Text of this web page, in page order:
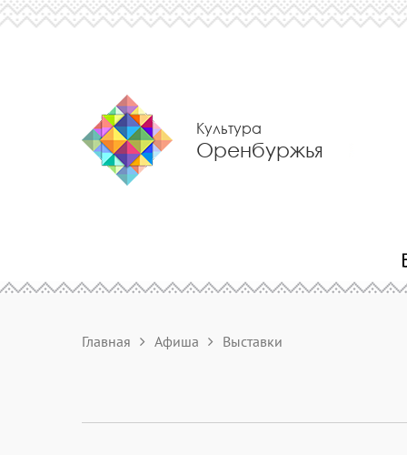
Культура
Оренбуржья
Главная Афиша Выставки